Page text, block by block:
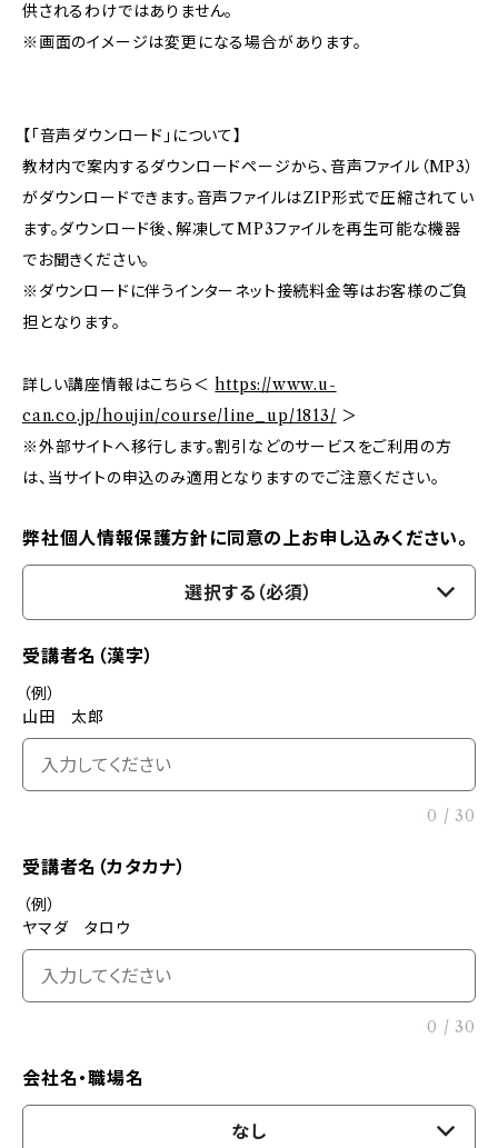
供されるわけではありません。
※画面のイメージは変更になる場合があります。
【「音声ダウンロード」について】
教材内で案内するダウンロードページから、音声ファイル（MP3）
がダウンロードできます。音声ファイルはZIP形式で圧縮されてい
ます。ダウンロード後、解凍してMP3ファイルを再生可能な機器
でお聞きください。
※ダウンロードに伴うインターネット接続料金等はお客様のご負
担となります。
詳しい講座情報はこちら＜https://www.u-
can.co.jp/houjin/course/line_up/1813/ ＞
※外部サイトへ移行します。割引などのサービスをご利用の方
は、当サイトの申込のみ適用となりますのでご注意ください。
弊社個人情報保護方針に同意の上お申し込みください。
選択する（必須）
受講者名（漢字）
（例）
山田 太郎
0 / 30
受講者名（カタカナ）
（例）
ヤマダ タロウ
0 / 30
会社名・職場名
なし